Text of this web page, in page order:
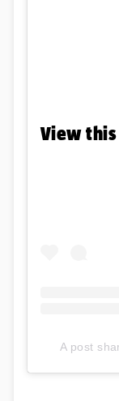
View
A post